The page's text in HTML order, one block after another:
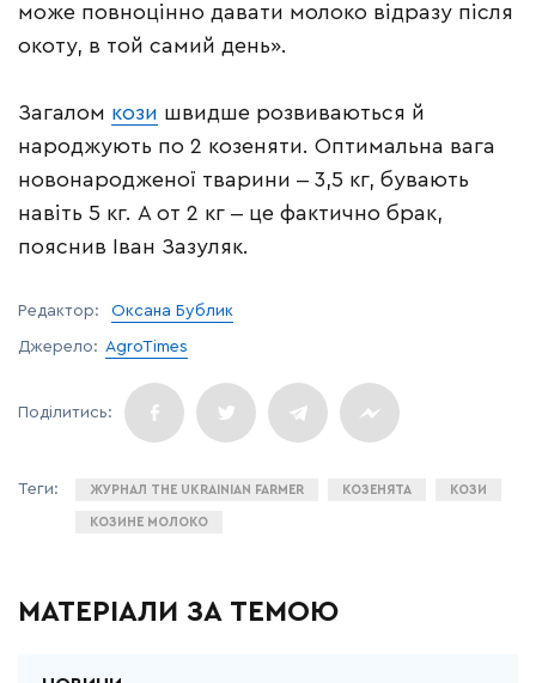
може повноцінно давати молоко відразу після
окоту, в той самий день».
Загалом кози швидше розвиваються й
народжують по 2 козеняти. Оптимальна вага
новонародженої тварини ‒ 3,5 кг, бувають
навіть 5 кг. А от 2 кг ‒ це фактично брак,
пояснив Іван Зазуляк.
Редактор: Оксана Бублик
Джерело: AgroTimes
ЖУРНАЛ THE UKRAINIAN FARMER КОЗЕНЯТА КОЗИ
КОЗИНЕ МОЛОКО
МАТЕРІАЛИ ЗА ТЕМОЮ